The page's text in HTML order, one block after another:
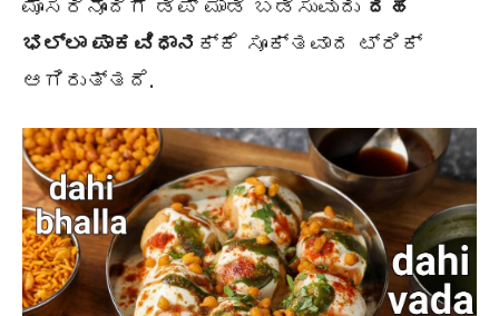
ಮೊಸರಿನೊಂದಿಗೆ ಡಿಪ್ ಮಾಡಿ ಬಡಿಸುವುದು ದಹಿ
ಭಲ್ಲಾ ಪಾಕವಿಧಾನ ಕ್ಕೆ ಸೂಕ್ತವಾದ ಟ್ರಿಕ್
ಆಗಿರುತ್ತದೆ.